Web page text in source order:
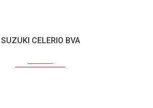
SUZUKI CELERIO BVA